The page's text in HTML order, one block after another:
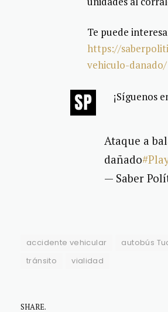
Te puede
https://
vehiculo-danado/
¡Síguenos
Ataque a
dañado
— Saber
accidente vehicular autobús
tránsito
vialidad
SHARE.